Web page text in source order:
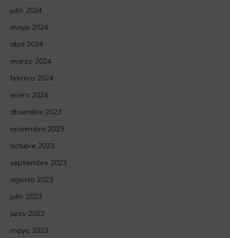
julio 2024
mayo 2024
abril 2024
marzo 2024
febrero 2024
enero 2024
diciembre 2023
noviembre 2023
octubre 2023
septiembre 2023
agosto 2023
julio 2023
junio 2023
mayo 2023